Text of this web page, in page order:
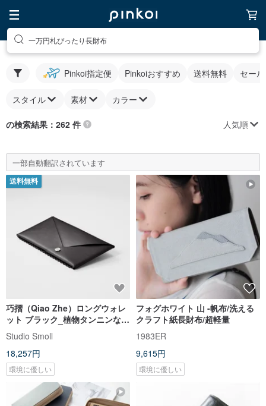
一万円札ぴったり長財布
Pinkoi指定便 Pinkoiおすすめ 送料無料 セー
スタイル 素材 カラー
の検索結果：262 件 人気順
一部自動翻訳されています
送料無料
巧摺（Qiao Zhe）ロングウォレ
ット ブラック_植物タンニンなめ
し革カードケース/小銭入れ【完
成品】
Studio Smoll
18,257円
環境に優しい
フォグホワイト 山 -帆布/洗える
クラフト紙長財布/超軽量
1983ER
9,615円
環境に優しい